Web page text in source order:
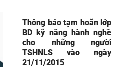
Thông báo tạm hoãn lớp
BD kỹ năng hành nghề
cho những người
TSHNLS vào ngày
21/11/2015